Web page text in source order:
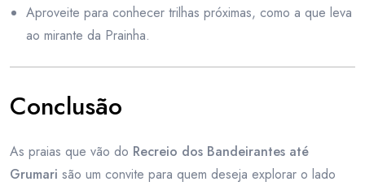
Aproveite para conhecer trilhas próximas, como a que leva
ao mirante da Prainha.
Conclusão
As praias que vão do Recreio dos Bandeirantes até
Grumari são um convite para quem deseja explorar o lado